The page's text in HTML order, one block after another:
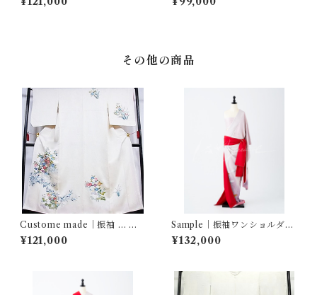
その他の商品
Custome made｜振袖 … 鴛
鴦花文
¥121,000
Sample｜振袖ワンショルダ
ー… 飛鶴ぼかし
¥132,000